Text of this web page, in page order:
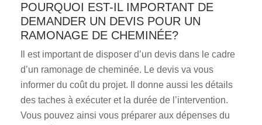
POURQUOI EST-IL IMPORTANT DE
DEMANDER UN DEVIS POUR UN
RAMONAGE DE CHEMINÉE?
Il est important de disposer d’un devis dans le cadre
d’un ramonage de cheminée. Le devis va vous
informer du coût du projet. Il donne aussi les détails
des taches à exécuter et la durée de l’intervention.
Vous pouvez ainsi vous préparer aux dépenses du